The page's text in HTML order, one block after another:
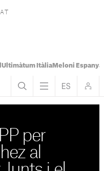
Ultimàtum ItàliaMeloni Espanya
per
al